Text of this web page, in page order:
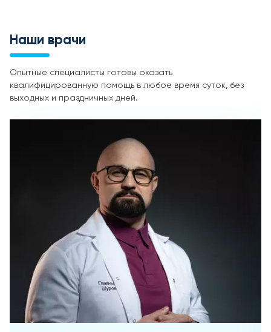
Наши врачи
Опытные специалисты готовы оказать
квалифицированную помощь в любое время суток, без
выходных и праздничных дней.